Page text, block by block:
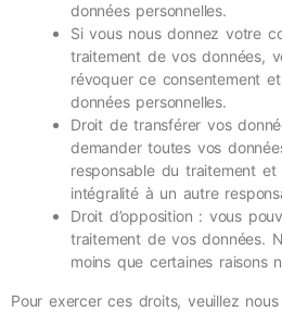
données personnelles.
Si vous nous donnez votre
traitement de vos données,
révoquer ce consentement
données personnelles.
Droit de transférer vos
demander toutes vos
responsable du traitement
intégralité à un autre
Droit d’opposition : vous
traitement de vos données.
moins que certaines raisons
Pour exercer ces droits, veuillez